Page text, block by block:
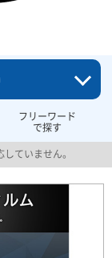
フリーワード
で探す
ていません。